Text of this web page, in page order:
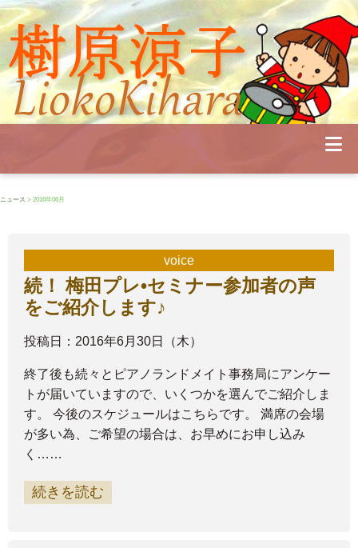
Profile
Concert
Seminar
Diary
ニュース > 2016年06月
voice
続！ 梅田プレ•セミナー参加者の声
をご紹介します♪
投稿日：2016年6月30日（木）
終了後も続々とピアノランドメイト事務局にアンケー
トが届いていますので、いくつかを選んでご紹介しま
す。 今後のスケジュールはこちらです。 満席の会場
が多い為、ご希望の場合は、お早めにお申し込み
く……
続きを読む